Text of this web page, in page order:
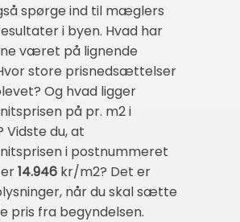
spørge ind til mæglers
i byen. Hvad har
været på lignende
store prisnedsættelser
Og hvad ligger
på pr. m2 i
Vidste du, at
i postnummeret
14.946 kr/m2? Det er
når du skal sætte
pris fra begyndelsen.